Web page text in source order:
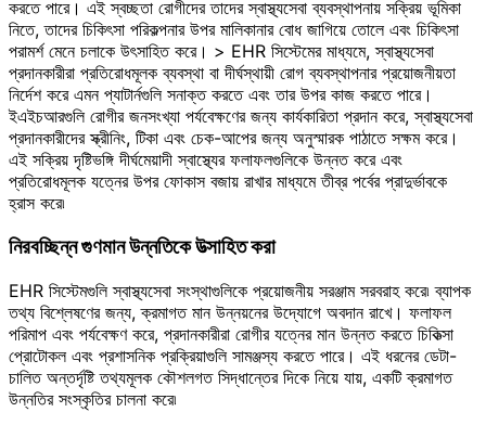
করতে পারে। এই স্বচ্ছতা রোগীদের তাদের স্বাস্থ্যসেবা ব্যবস্থাপনায় সক্রিয় ভূমিকা
নিতে, তাদের চিকিৎসা পরিকল্পনার উপর মালিকানার বোধ জাগিয়ে তোলে এবং চিকিৎসা
পরামর্শ মেনে চলাকে উৎসাহিত করে। > EHR সিস্টেমের মাধ্যমে, স্বাস্থ্যসেবা
প্রদানকারীরা প্রতিরোধমূলক ব্যবস্থা বা দীর্ঘস্থায়ী রোগ ব্যবস্থাপনার প্রয়োজনীয়তা
নির্দেশ করে এমন প্যাটার্নগুলি সনাক্ত করতে এবং তার উপর কাজ করতে পারে।
ইএইচআরগুলি রোগীর জনসংখ্যা পর্যবেক্ষণের জন্য কার্যকারিতা প্রদান করে, স্বাস্থ্যসেবা
প্রদানকারীদের স্ক্রীনিং, টিকা এবং চেক-আপের জন্য অনুস্মারক পাঠাতে সক্ষম করে।
এই সক্রিয় দৃষ্টিভঙ্গি দীর্ঘমেয়াদী স্বাস্থ্যের ফলাফলগুলিকে উন্নত করে এবং
প্রতিরোধমূলক যত্নের উপর ফোকাস বজায় রাখার মাধ্যমে তীব্র পর্বের প্রাদুর্ভাবকে
হ্রাস করে৷
নিরবচ্ছিন্ন গুণমান উন্নতিকে উত্সাহিত করা
EHR সিস্টেমগুলি স্বাস্থ্যসেবা সংস্থাগুলিকে প্রয়োজনীয় সরঞ্জাম সরবরাহ করে৷ ব্যাপক
তথ্য বিশ্লেষণের জন্য, ক্রমাগত মান উন্নয়নের উদ্যোগে অবদান রাখে। ফলাফল
পরিমাপ এবং পর্যবেক্ষণ করে, প্রদানকারীরা রোগীর যত্নের মান উন্নত করতে চিকিত্সা
প্রোটোকল এবং প্রশাসনিক প্রক্রিয়াগুলি সামঞ্জস্য করতে পারে। এই ধরনের ডেটা-
চালিত অন্তর্দৃষ্টি তথ্যমূলক কৌশলগত সিদ্ধান্তের দিকে নিয়ে যায়, একটি ক্রমাগত
উন্নতির সংস্কৃতির চালনা করে৷